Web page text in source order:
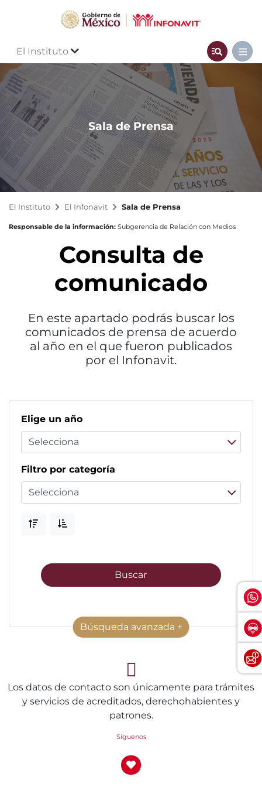
El Instituto
Sala de Prensa
El Instituto El Infonavit Sala de Prensa
Responsable de la información: Subgerencia de Relación con Medios
Consulta de
comunicado
En este apartado podrás buscar los
comunicados de prensa de acuerdo
al año en el que fueron publicados
por el Infonavit.
Elige un año
Filtro por categoría
Buscar
Búsqueda avanzada +
Los datos de contacto son únicamente para trámites
y servicios de acreditados, derechohabientes y
patrones.
Síguenos